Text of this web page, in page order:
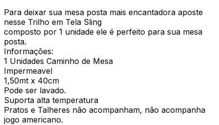
Para deixar sua mesa posta mais encantadora aposte
nesse Trilho em Tela Sling
composto por 1 unidade ele é perfeito para sua mesa
posta.
Informações:
1 Unidades Caminho de Mesa
Impermeavel
1,50mt x 40cm
Pode ser lavado.
Suporta alta temperatura
Pratos e Talheres não acompanham, não acompanha
jogo americano.